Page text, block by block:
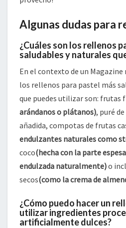
Algunas dudas para
¿Cuáles son los rellenos
saludables y naturales
En el contexto de un
los rellenos para pastel más
que puedes utilizar son: frutas
arándanos o plátanos), puré
añadida, compotas de frutas
endulzantes naturales como
coco(hecha con la parte
endulzada naturalmente)o
secos(como la crema de
¿Cómo puedo hacer un
utilizar ingredientes
artificialmente dulces?